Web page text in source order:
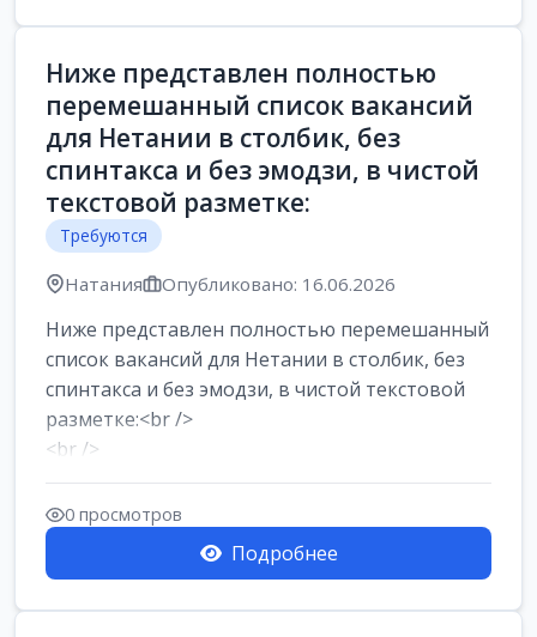
Ниже представлен полностью
перемешанный список вакансий
для Нетании в столбик, без
спинтакса и без эмодзи, в чистой
текстовой разметке:
Требуются
Натания Опубликовано: 16.06.2026
Ниже представлен полностью перемешанный
список вакансий для Нетании в столбик, без
спинтакса и без эмодзи, в чистой текстовой
разметке:<br />
<br />
Работа в Нетании на мебельном
производстве: требу...
0 просмотров
Подробнее